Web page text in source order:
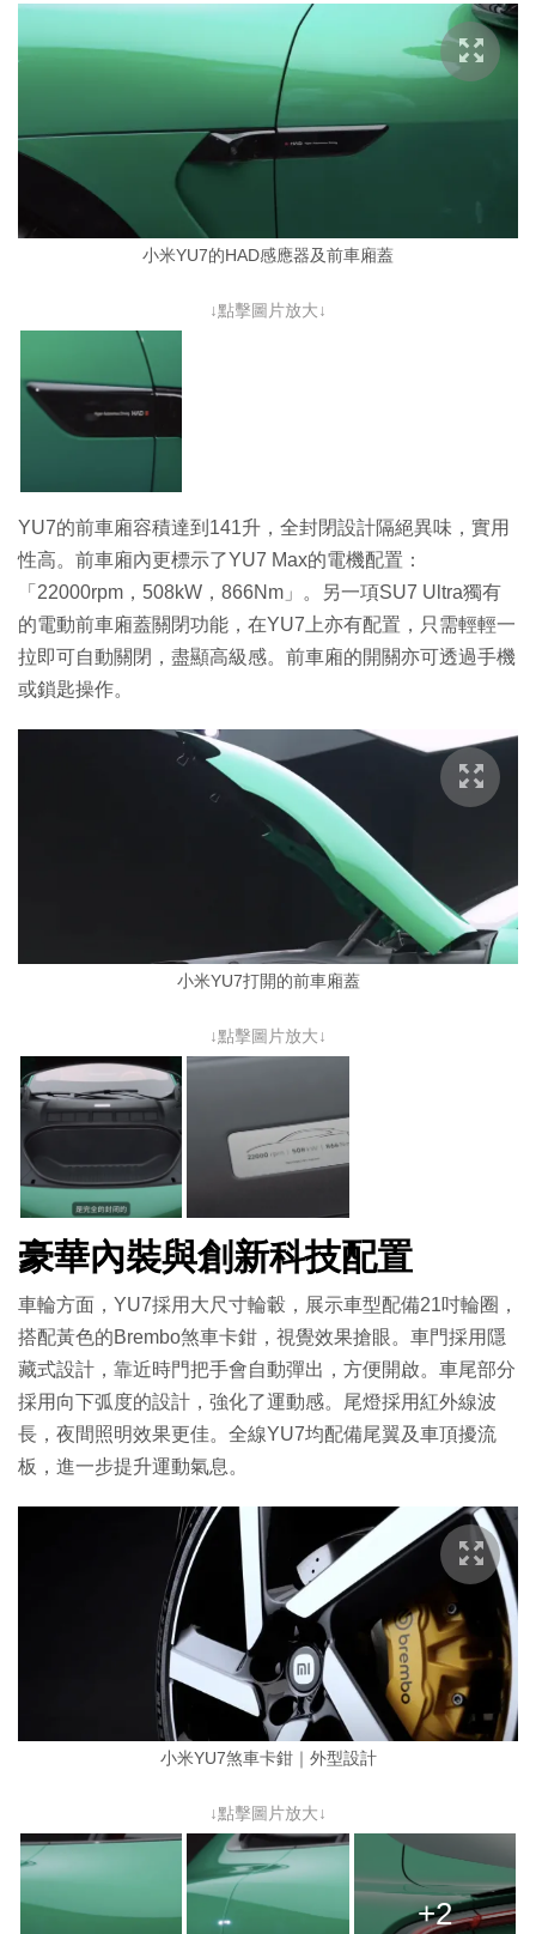
小米YU7的HAD感應器及前車廂蓋
↓點擊圖片放大↓
YU7的前車廂容積達到141升，全封閉設計隔絕異味，實用
性高。前車廂內更標示了YU7 Max的電機配置：
「22000rpm，508kW，866Nm」。另一項SU7 Ultra獨有
的電動前車廂蓋關閉功能，在YU7上亦有配置，只需輕輕一
拉即可自動關閉，盡顯高級感。前車廂的開關亦可透過手機
或鎖匙操作。
小米YU7打開的前車廂蓋
↓點擊圖片放大↓
豪華內裝與創新科技配置
車輪方面，YU7採用大尺寸輪轂，展示車型配備21吋輪圈，
搭配黃色的Brembo煞車卡鉗，視覺效果搶眼。車門採用隱
藏式設計，靠近時門把手會自動彈出，方便開啟。車尾部分
採用向下弧度的設計，強化了運動感。尾燈採用紅外線波
長，夜間照明效果更佳。全線YU7均配備尾翼及車頂擾流
板，進一步提升運動氣息。
小米YU7煞車卡鉗｜外型設計
↓點擊圖片放大↓
+2